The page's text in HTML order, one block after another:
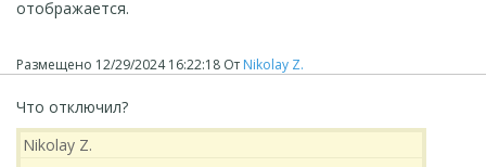
отображается.
Размещено 12/29/2024 16:22:18 От Nikolay Z.
Что отключил?
Nikolay Z.